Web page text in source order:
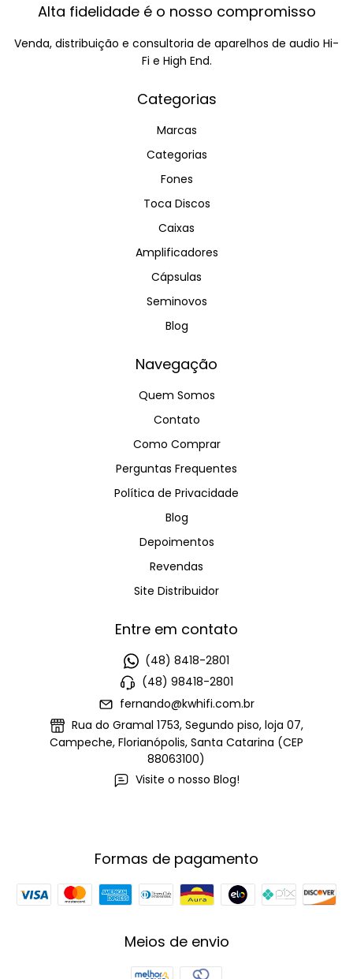
Alta fidelidade é o nosso compromisso
Venda, distribuição e consultoria de aparelhos de audio Hi-
Fi e High End.
Categorias
Marcas
Categorias
Fones
Toca Discos
Caixas
Amplificadores
Cápsulas
Seminovos
Blog
Navegação
Quem Somos
Contato
Como Comprar
Perguntas Frequentes
Política de Privacidade
Blog
Depoimentos
Revendas
Site Distribuidor
Entre em contato
(48) 8418-2801
(48) 98418-2801
fernando@kwhifi.com.br
Rua do Gramal 1753, Segundo piso, loja 07,
Campeche, Florianópolis, Santa Catarina (CEP
88063100)
Visite o nosso Blog!
Formas de pagamento
Meios de envio